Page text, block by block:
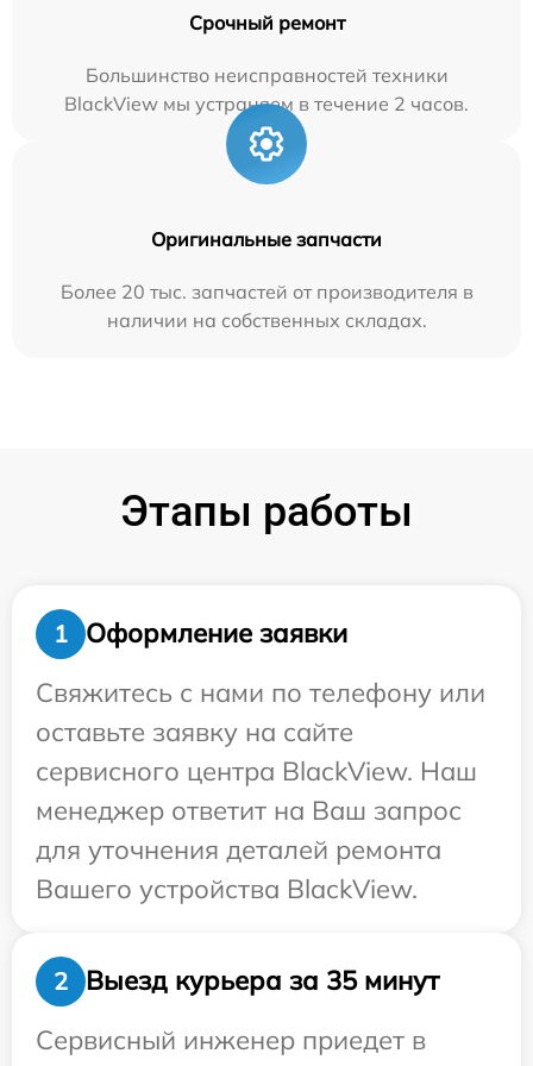
Срочный ремонт
Большинство неисправностей техники
BlackView мы устраняем в течение 2 часов.
Оригинальные запчасти
Более 20 тыс. запчастей от производителя в
наличии на собственных складах.
Этапы работы
1
Оформление заявки
Свяжитесь с нами по телефону или
оставьте заявку на сайте
сервисного центра BlackView. Наш
менеджер ответит на Ваш запрос
для уточнения деталей ремонта
Вашего устройства BlackView.
2
Выезд курьера за 35 минут
Сервисный инженер приедет в